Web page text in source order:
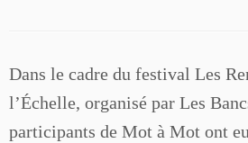
Dans le cadre du festival Les
l’Échelle, organisé par Les
participants de Mot à Mot ont